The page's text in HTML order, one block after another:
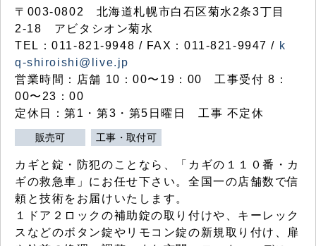
〒003-0802 北海道札幌市白石区菊水2条3丁目
2-18 アビタシオン菊水
TEL：011-821-9948 / FAX：011-821-9947 / k
q-shiroishi@live.jp
営業時間：店舗 10：00〜19：00 工事受付 8：
00〜23：00
定休日：第1・第3・第5日曜日 工事 不定休
販売可 工事・取付可
カギと錠・防犯のことなら、「カギの１１０番・カ
ギの救急車」にお任せ下さい。全国一の店舗数で信
頼と技術をお届けいたします。
１ドア２ロックの補助錠の取り付けや、キーレック
スなどのボタン錠やリモコン錠の新規取り付け、扉